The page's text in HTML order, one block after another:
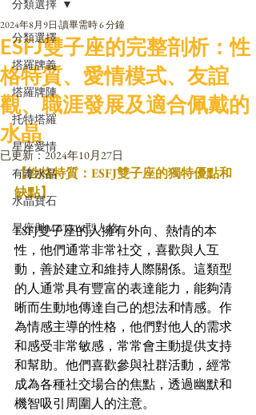
分類選擇
塔羅牌義
塔羅牌陣
托特塔羅
星座愛情
有毒水晶
水晶寶石
星座與MBTI16型人格
分類選擇
ESFJ雙子座的完整剖析：性
格特質、愛情模式、友誼
觀、職涯發展及適合佩戴的
水晶
2024年8月9日 讀畢需時 6 分鐘
已更新：2024年10月27日
【性格特質：ESFJ雙子座的獨特優點和
缺點】
ESFJ雙子座的人擁有外向、熱情的本
性，他們通常非常社交，喜歡與人互
動，善於建立和維持人際關係。這類型
的人通常具有豐富的表達能力，能夠清
晰而生動地傳達自己的想法和情感。作
為情感主導的性格，他們對他人的需求
和感受非常敏感，常常會主動提供支持
和幫助。他們喜歡參與社群活動，經常
成為各種社交場合的焦點，透過幽默和
機智吸引周圍人的注意。